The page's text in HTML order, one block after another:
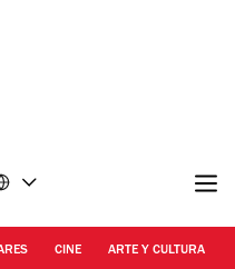
CINE ARTE Y CULTURA